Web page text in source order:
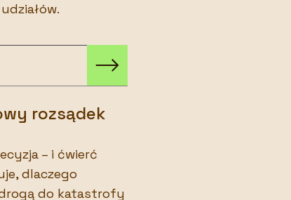
rozsądek
– i ćwierć
dlaczego
do katastrofy